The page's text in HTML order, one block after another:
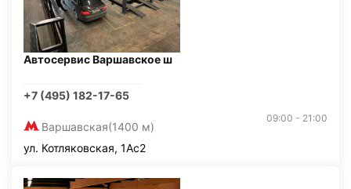
Автосервис Варшавское ш
+7 (495) 182-17-65
Варшавская(1400 м)
09:00 - 21:00
ул. Котляковская, 1Ас2